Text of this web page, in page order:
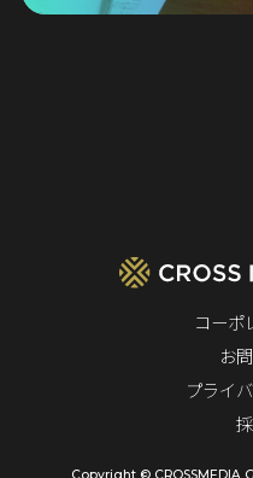
Copyright © CROSSMEDIA
コーポ
お
プライ